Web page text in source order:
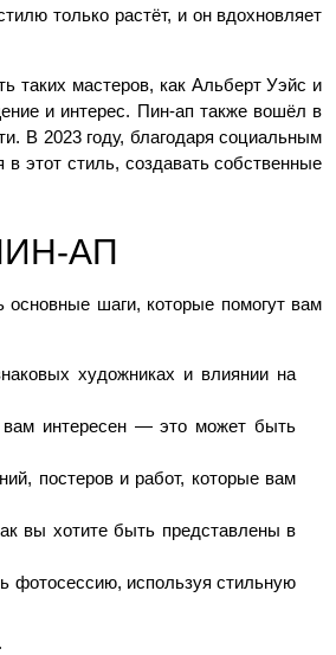
только растёт, и он вдохновляет
таких мастеров, как Альберт Уэйс и
и интерес. Пин-ап также вошёл в
В 2023 году, благодаря социальным
в этот стиль, создавать собственные
АП
основные шаги, которые помогут вам
художниках и влиянии на
вам интересен — это может быть
постеров и работ, которые вам
вы хотите быть представлены в
фотосессию, используя стильную